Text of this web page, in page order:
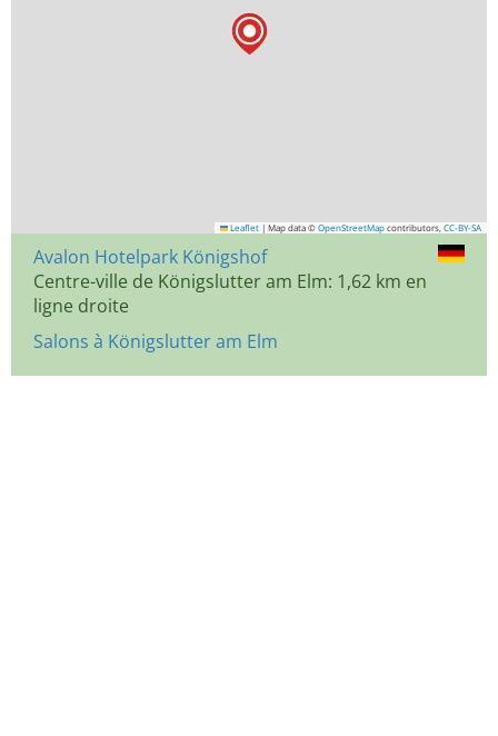
Leaflet | Map data © OpenStreetMap contributors, CC-BY-SA
Avalon Hotelpark Königshof
Centre-ville de Königslutter am Elm: 1,62 km en
ligne droite
Salons à Königslutter am Elm